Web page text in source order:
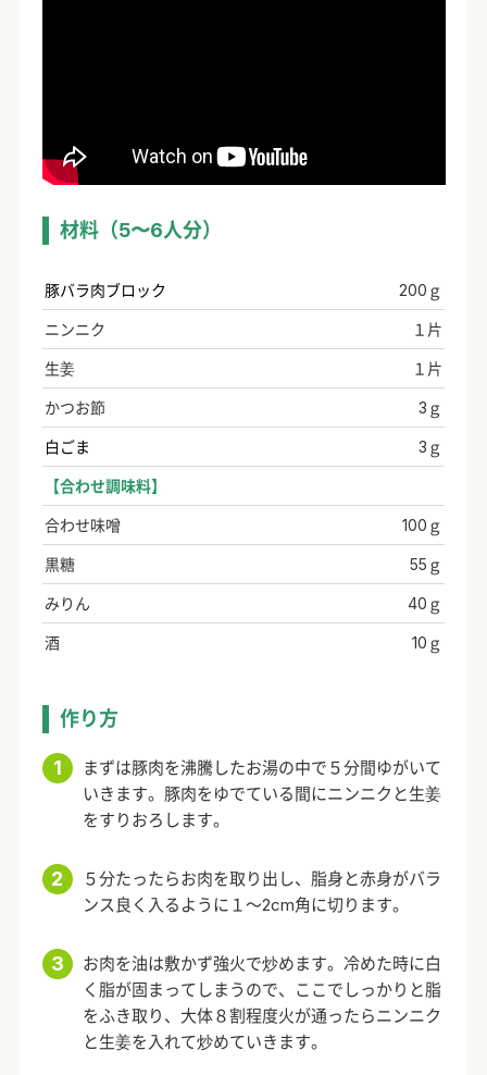
材料（5〜6人分）
豚バラ肉ブロック 200ｇ
ニンニク １片
生姜 １片
かつお節 3ｇ
白ごま 3ｇ
【合わせ調味料】
合わせ味噌 100ｇ
黒糖 55ｇ
みりん 40ｇ
酒 10ｇ
作り方
まずは豚肉を沸騰したお湯の中で５分間ゆがいて
いきます。豚肉をゆでている間にニンニクと生姜
をすりおろします。
５分たったらお肉を取り出し、脂身と赤身がバラ
ンス良く入るように１～2cm角に切ります。
お肉を油は敷かず強火で炒めます。冷めた時に白
く脂が固まってしまうので、ここでしっかりと脂
をふき取り、大体８割程度火が通ったらニンニク
と生姜を入れて炒めていきます。